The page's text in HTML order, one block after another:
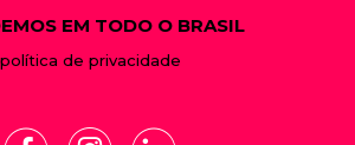
EM TODO O BRASIL
política de privacidade